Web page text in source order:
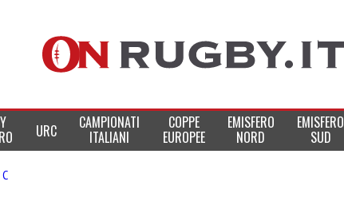
URC CAMPIONATI
ITALIANI
COPPE
EUROPEE
EMISFERO
NORD
EMISFERO
SUD